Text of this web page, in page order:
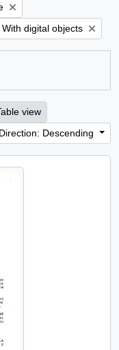
Remove filter:
With digital objects
view
Direction: Descending